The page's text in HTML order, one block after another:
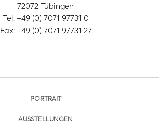
72072 Tübingen
Tel: +49 (0) 7071 97731 0
Fax: +49 (0) 7071 97731 27
PORTRAIT
AUSSTELLUNGEN